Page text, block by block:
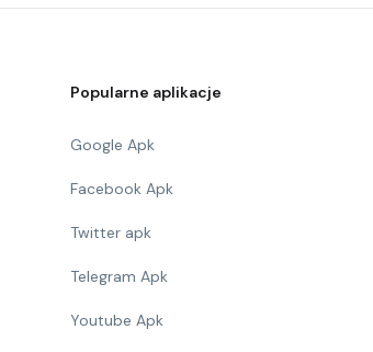
Popularne aplikacje
Google Apk
Facebook Apk
Twitter apk
Telegram Apk
Youtube Apk